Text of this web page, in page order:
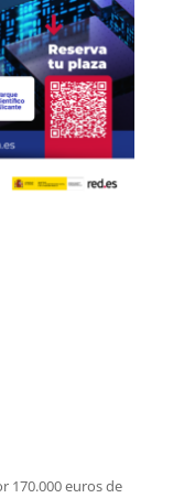
170.000 euros de